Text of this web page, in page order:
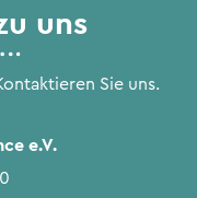
uns
Sie uns.
e.V.